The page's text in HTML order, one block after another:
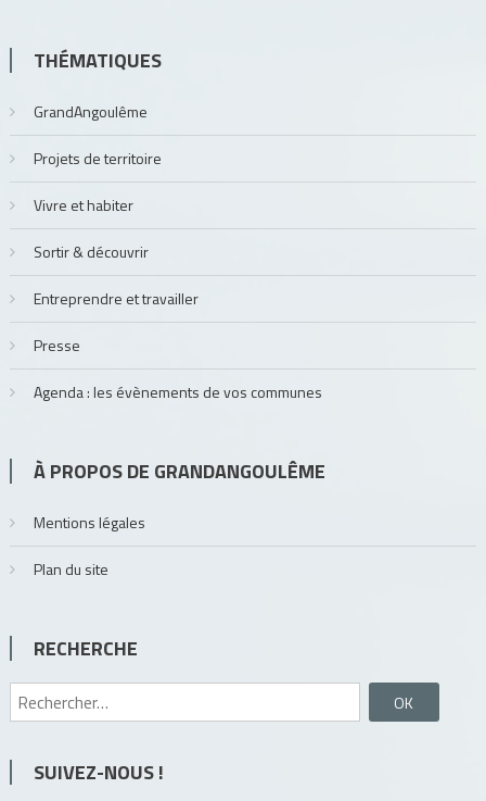
THÉMATIQUES
GrandAngoulême
Projets de territoire
Vivre et habiter
Sortir & découvrir
Entreprendre et travailler
Presse
Agenda : les évènements de vos communes
À PROPOS DE GRANDANGOULÊME
Mentions légales
Plan du site
RECHERCHE
Rechercher :
SUIVEZ-NOUS !